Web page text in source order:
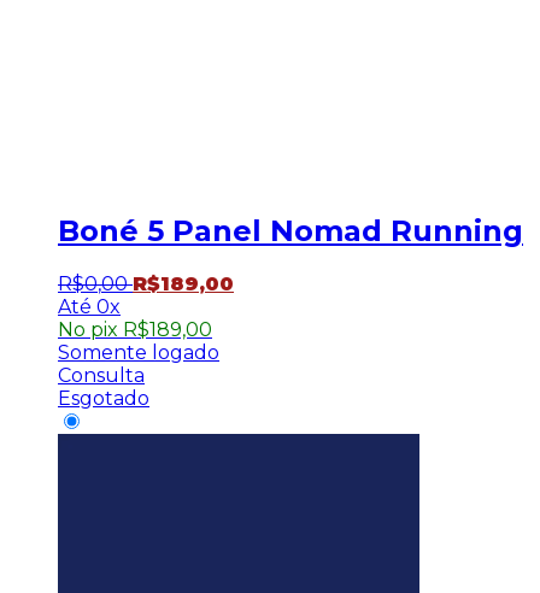
Boné 5 Panel Nomad Running
R$0,00 R$189,00
0x
No pix R$189,00
Somente logado
Consulta
Esgotado